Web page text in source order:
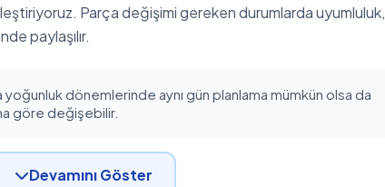
Parça değişimi gereken durumlarda uyumluluk,
paylaşılır.
yoğunluk dönemlerinde aynı gün planlama mümkün olsa da
göre değişebilir.
Devamını Göster